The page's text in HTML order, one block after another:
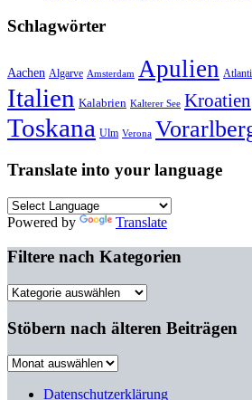
Schlagwörter
Aachen Algarve Amsterdam Apulien
Italien Kalabrien Kalterer See Kroatien
Toskana Ulm Verona
Translate into your language
Powered by Translate
Filtere nach Kategorien
Filtere
Kategorien
Stöbern nach älteren Beiträgen
Stöbern
älterenDatenschutzerklärung